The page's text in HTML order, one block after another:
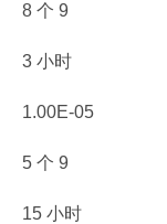
8 个 9
3 小时
1.00E-05
5 个 9
15 小时